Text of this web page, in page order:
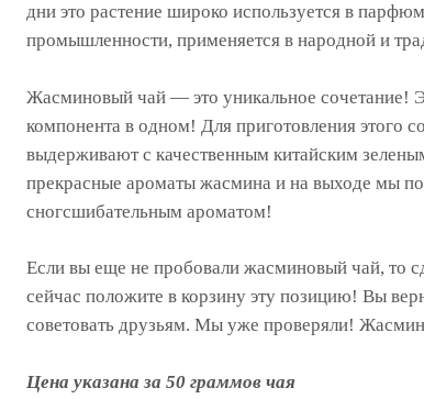
дни это растение широко используется в
промышленности, применяется в народной и
Жасминовый чай — это уникальное сочетание!
компонента в одном! Для приготовления этого
выдерживают с качественным китайским
прекрасные ароматы жасмина и на выходе мы
сногсшибательным ароматом!
Если вы еще не пробовали жасминовый чай, то
сейчас положите в корзину эту позицию! Вы
советовать друзьям. Мы уже проверяли!
Цена указана за 50 граммов чая